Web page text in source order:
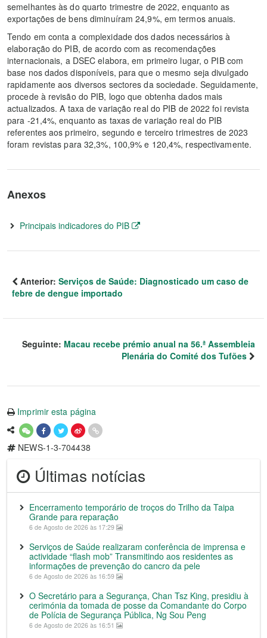
semelhantes às do quarto trimestre de 2022, enquanto as
exportações de bens diminuíram 24,9%, em termos anuais.
Tendo em conta a complexidade dos dados necessários à
elaboração do PIB, de acordo com as recomendações
internacionais, a DSEC elabora, em primeiro lugar, o PIB com
base nos dados disponíveis, para que o mesmo seja divulgado
rapidamente aos diversos sectores da sociedade. Seguidamente,
procede à revisão do PIB, logo que obtenha dados mais
actualizados. A taxa de variação real do PIB de 2022 foi revista
para -21,4%, enquanto as taxas de variação real do PIB
referentes aos primeiro, segundo e terceiro trimestres de 2023
foram revistas para 32,3%, 100,9% e 120,4%, respectivamente.
Anexos
Principais indicadores do PIB
Anterior: Serviços de Saúde: Diagnosticado um caso de
febre de dengue importado
Seguinte: Macau recebe prémio anual na 56.ª Assembleia
Plenária do Comité dos Tufões
Imprimir esta página
NEWS-1-3-704438
Últimas notícias
Encerramento temporário de troços do Trilho da Taipa
Grande para reparação
6 de Agosto de 2026 às 17:29
Serviços de Saúde realizaram conferência de imprensa e
actividade “flash mob” Transmitindo aos residentes as
informações de prevenção do cancro da pele
6 de Agosto de 2026 às 16:59
O Secretário para a Segurança, Chan Tsz King, presidiu à
cerimónia da tomada de posse da Comandante do Corpo
de Polícia de Segurança Pública, Ng Sou Peng
6 de Agosto de 2026 às 16:51